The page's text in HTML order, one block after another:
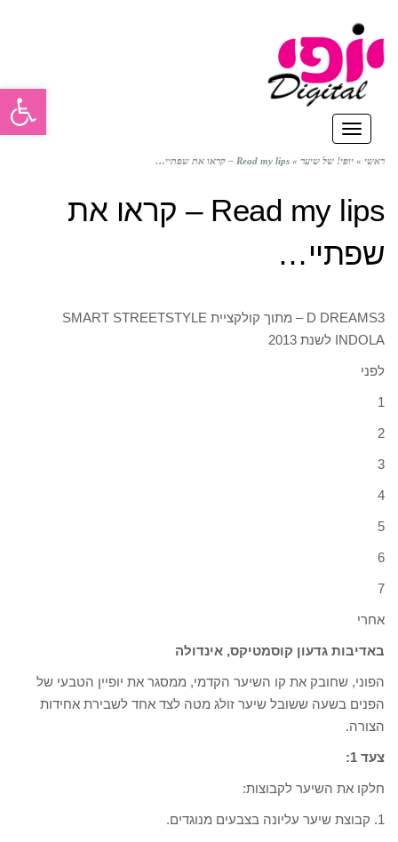
תפריט
ראשי » יופי! של שיער » Read my lips – קראו את שפתיי…
Read my lips – קראו את
שפתיי…
D DREAMS3 – מתוך קולקציית SMART STREETSTYLE
INDOLA לשנת 2013
לפני
1
2
3
4
5
6
7
אחרי
באדיבות גדעון קוסמטיקס, אינדולה
הפוני, שחובק את קו השיער הקדמי, ממסגר את יופיין הטבעי של
הפנים בשעה ששובל שיער זולג מטה לצד אחד לשבירת אחידות
הצורה.
צעד 1:
חלקו את השיער לקבוצות:
1. קבוצת שיער עליונה בצבעים מנוגדים.
פתח